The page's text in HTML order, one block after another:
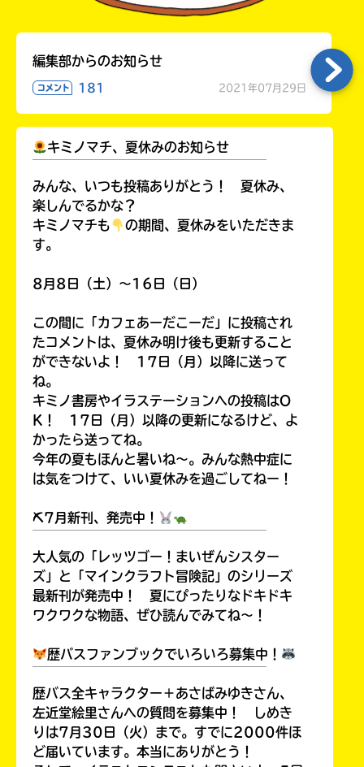
編集部からのお知らせ
コメント 181 2021年07月29日
キミノマチ、夏休みのお知らせ
みんな、いつも投稿ありがとう！ 夏休み、
楽しんでるかな？
キミノマチも
の期間、夏休みをいただきま
す。
8月8日（土）～16日（日）
この間に「カフェあーだこーだ」に投稿され
たコメントは、夏休み明け後も更新すること
ができないよ！ 17日（月）以降に送って
ね。
キミノ書房やイラステーションへの投稿はO
K！ 17日（月）以降の更新になるけど、よ
かったら送ってね。
今年の夏もほんと暑いね～。みんな熱中症に
は気をつけて、いい夏休みを過ごしてねー！
⛏7月新刊、発売中！
大人気の「レッツゴー！まいぜんシスター
ズ」と「マインクラフト冒険記」のシリーズ
最新刊が発売中！ 夏にぴったりなドキドキ
ワクワクな物語、ぜひ読んでみてね～！
歴バスファンブックでいろいろ募集中！
歴バス全キャラクター＋あさばみゆきさん、
左近堂絵里さんへの質問を募集中！ しめき
りは7月30日（火）まで。すでに2000件ほ
ど届いています。本当にありがとう！